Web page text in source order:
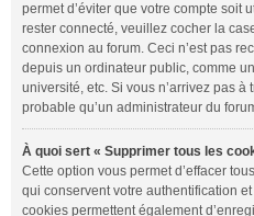
permet d’éviter que votre compte soit
rester connecté, veuillez cocher la
connexion au forum. Ceci n’est pas
depuis un ordinateur public, comme
université, etc. Si vous n’arrivez pas à
probable qu’un administrateur du
À quoi sert « Supprimer tous les
Cette option vous permet d’effacer
qui conservent votre authentification
cookies permettent également